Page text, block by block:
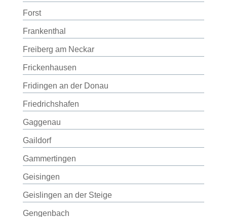
Forst
Frankenthal
Freiberg am Neckar
Frickenhausen
Fridingen an der Donau
Friedrichshafen
Gaggenau
Gaildorf
Gammertingen
Geisingen
Geislingen an der Steige
Gengenbach